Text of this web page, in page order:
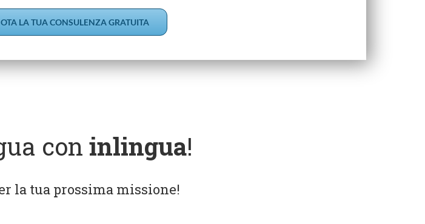
LA TUA CONSULENZA GRATUITA
con inlingua!
la tua prossima missione!